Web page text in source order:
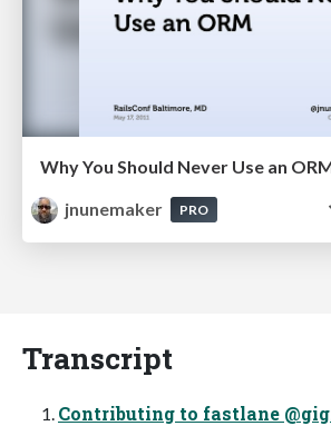
Why You Should Never Use an
jnunemaker
PRO
Transcript
Contributing to fastlane